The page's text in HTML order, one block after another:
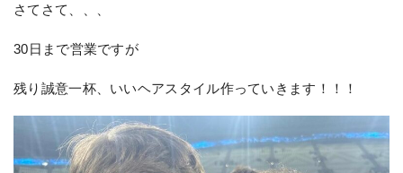
さてさて、、、
30日まで営業ですが
残り誠意一杯、いいヘアスタイル作っていきます！！！